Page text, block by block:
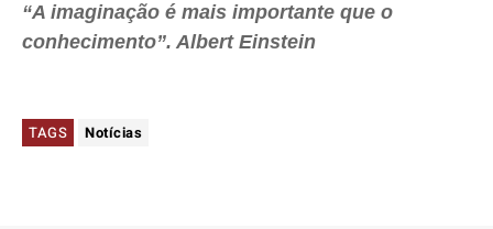
“A imaginação é mais importante que o
conhecimento”. Albert Einstein
TAGS Notícias